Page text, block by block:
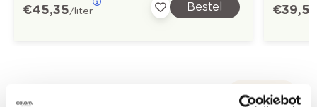
€ 45,35/liter Bestel €
Gevel